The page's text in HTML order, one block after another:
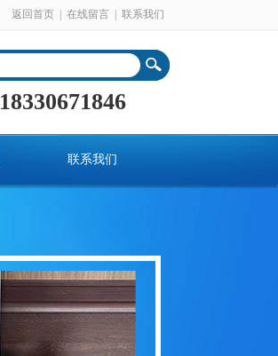
返回首页 在线留言 联系我们
18330671846
联系我们